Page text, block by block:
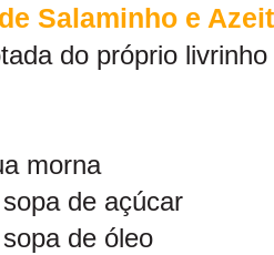
Salaminho e
do próprio
morna
de açúcar
de óleo